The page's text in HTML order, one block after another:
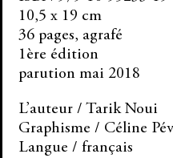
10,5 x 19 cm
36 pages, agrafé
1ère édition
parution mai 2018
L’auteur / Tarik Noui
Graphisme / Céline
Langue / français